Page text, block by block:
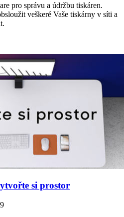
pro správu a údržbu tiskáren.
veškeré Vaše tiskárny v síti a
si prostor